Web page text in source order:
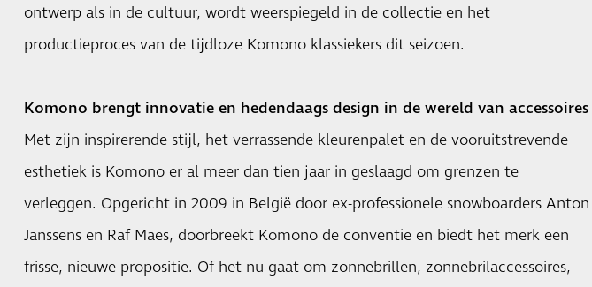
ontwerp als in de cultuur, wordt weerspiegeld in de collectie en het
productieproces van de tijdloze Komono klassiekers dit seizoen.
Komono brengt innovatie en hedendaags design in de wereld van accessoires
Met zijn inspirerende stijl, het verrassende kleurenpalet en de vooruitstrevende
esthetiek is Komono er ​​al meer dan tien jaar in geslaagd om grenzen te
verleggen. Opgericht in 2009 in België door ex-professionele snowboarders Anton
Janssens en Raf Maes, doorbreekt Komono de conventie en biedt het merk een
frisse, nieuwe propositie. Of het nu gaat om zonnebrillen, zonnebrilaccessoires,